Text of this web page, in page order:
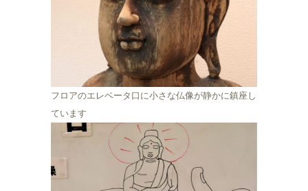
フロアのエレベータ口に小さな仏像が静かに鎮座し
ています